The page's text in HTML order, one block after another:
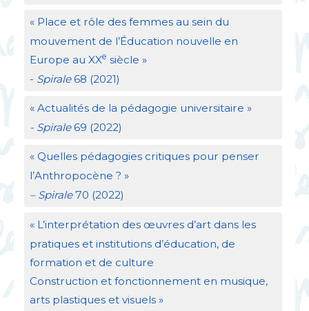
« Place et rôle des femmes au sein du
mouvement de l’Éducation nouvelle en
Europe au XXe siècle »
- Spirale68 (2021)
« Actualités de la pédagogie universitaire »
- Spirale69 (2022)
« Quelles pédagogies critiques pour penser
l’Anthropocène ? »
– Spirale70 (2022)
« L’interprétation des œuvres d’art dans les
pratiques et institutions d’éducation, de
formation et de culture
Construction et fonctionnement en musique,
arts plastiques et visuels »